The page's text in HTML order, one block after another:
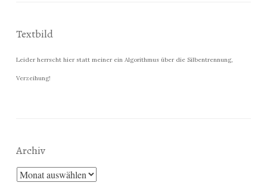
Textbild
Leider herrscht hier statt meiner ein Algorithmus über die Silbentrennung,
Verzeihung!
Archiv
Archiv